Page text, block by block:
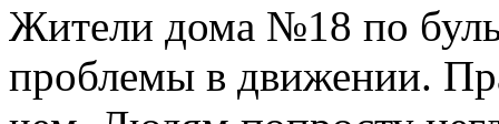
Жители дома №18 по
проблемы в движении.